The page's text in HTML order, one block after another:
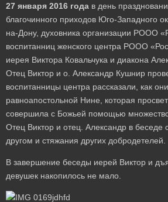
27 января 2016 года в день
благочинного приходов Юго-Западного
на-Дону, духовника организации РООО
воспитанниц женского центра РООО
иерея Виктора Ковальчука и диакона
Отец Виктор и о. Александр Кушнир
воспитанницы центра рассказали, как
равноапостольной Нине, которая
совершила с Божьей помощью
Отец Виктор и отец. Александр в беседе
другом и стяжания других добродетелей.
В завершение беседы иерей Виктор и
девушек накопилось не мало.